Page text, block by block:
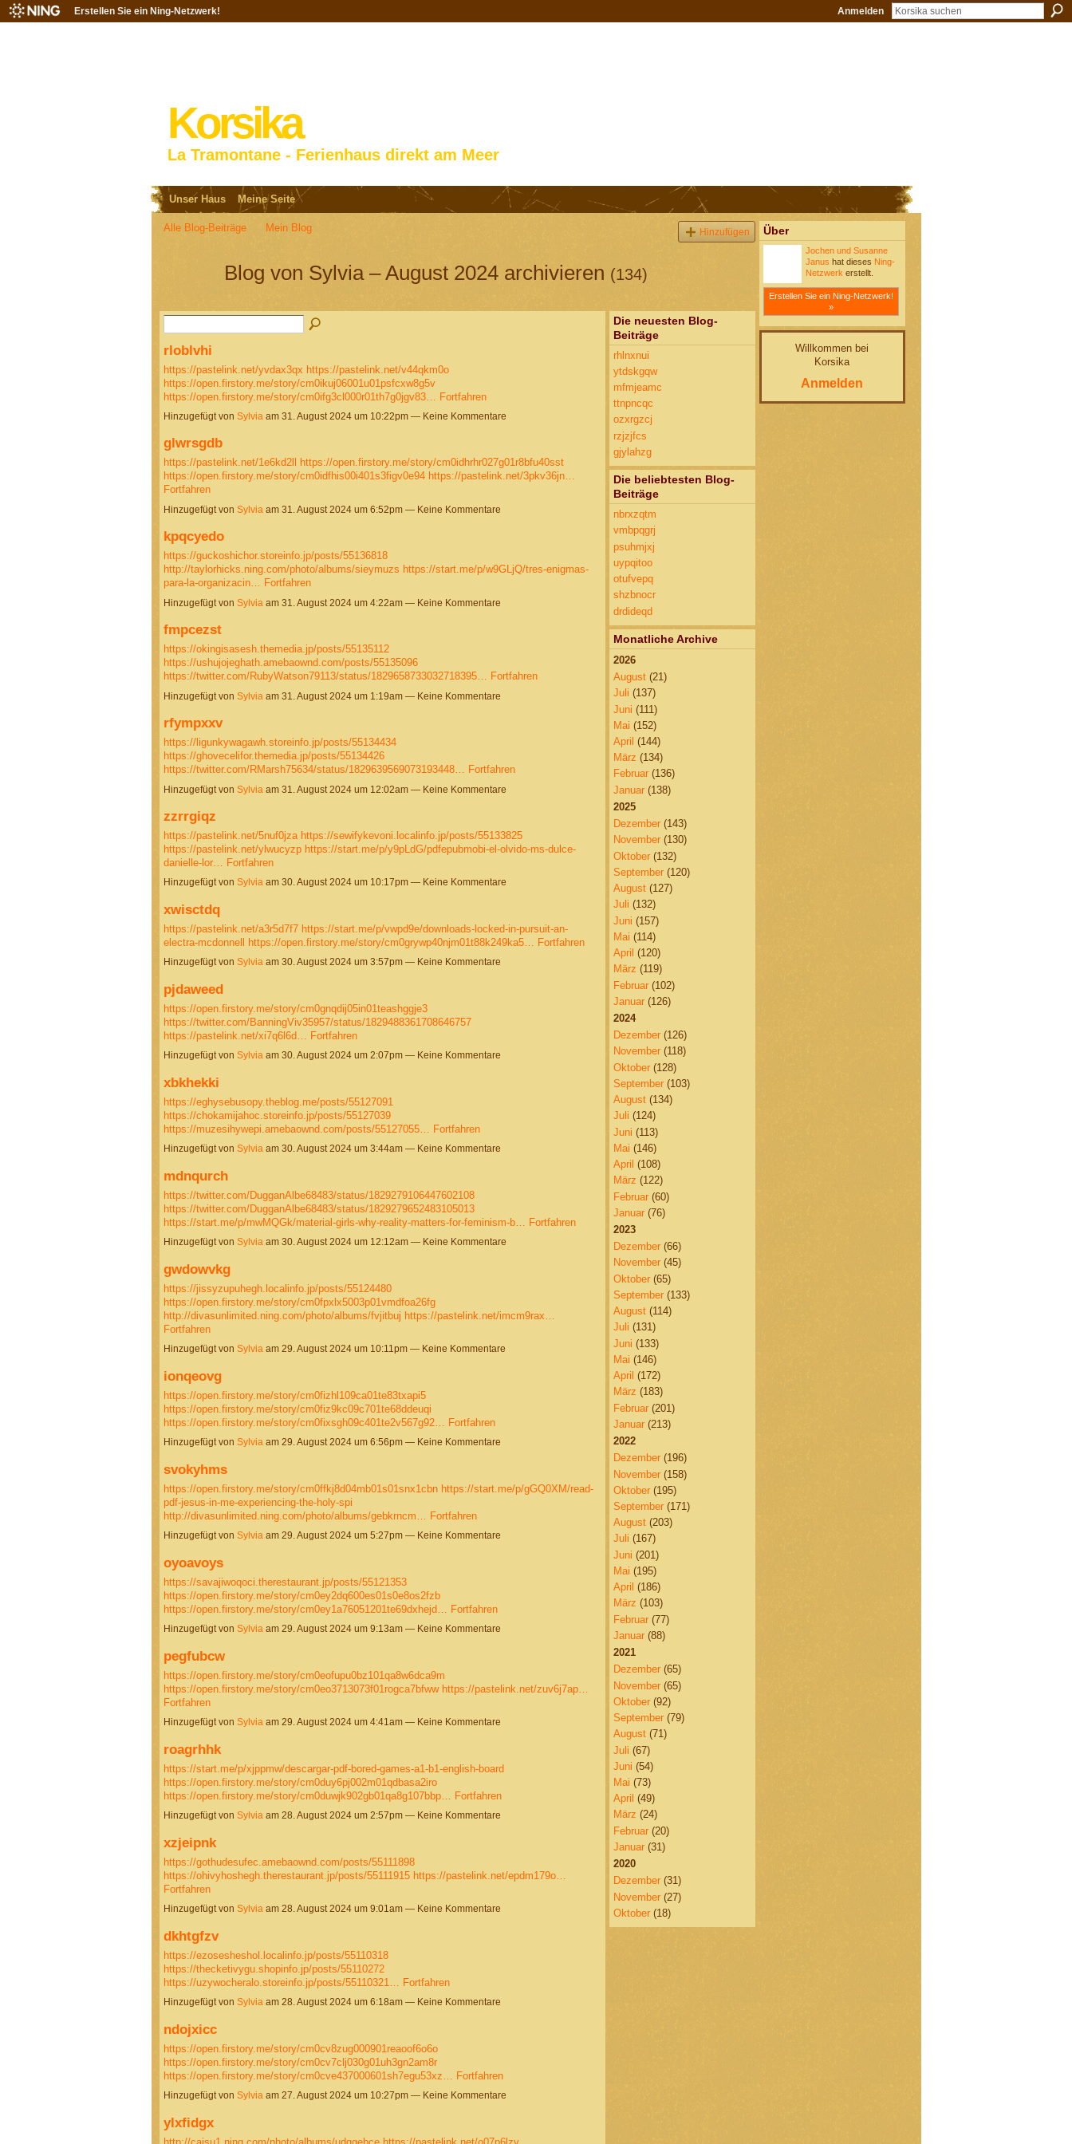
Erstellen Sie ein Ning-Netzwerk! Anmelden
Korsika
La Tramontane - Ferienhaus direkt am Meer
Unser Haus Meine Seite
Alle Blog-Beiträge Mein Blog Hinzufügen
Blog von Sylvia – August 2024 archivieren (134)
rloblvhi
https://pastelink.net/yvdax3qx https://pastelink.net/v44qkm0o
https://open.firstory.me/story/cm0ikuj06001u01psfcxw8g5v
https://open.firstory.me/story/cm0ifg3cl000r01th7g0jgv83…
Fortfahren
Hinzugefügt von Sylvia am 31. August 2024 um 10:22pm — Keine Kommentare
glwrsgdb
https://pastelink.net/1e6kd2ll
https://open.firstory.me/story/cm0idhrhr027g01r8bfu40sst
https://open.firstory.me/story/cm0idfhis00i401s3figv0e94 https://pastelink.net/3pkv36jn…
Fortfahren
Hinzugefügt von Sylvia am 31. August 2024 um 6:52pm — Keine Kommentare
kpqcyedo
https://guckoshichor.storeinfo.jp/posts/55136818
http://taylorhicks.ning.com/photo/albums/sieymuzs https://start.me/p/w9GLjQ/tres-enigmas-
para-la-organizacin… Fortfahren
Hinzugefügt von Sylvia am 31. August 2024 um 4:22am — Keine Kommentare
fmpcezst
https://okingisasesh.themedia.jp/posts/55135112
https://ushujojeghath.amebaownd.com/posts/55135096
https://twitter.com/RubyWatson79113/status/1829658733032718395… Fortfahren
Hinzugefügt von Sylvia am 31. August 2024 um 1:19am — Keine Kommentare
rfympxxv
https://ligunkywagawh.storeinfo.jp/posts/55134434
https://ghovecelifor.themedia.jp/posts/55134426
https://twitter.com/RMarsh75634/status/1829639569073193448… Fortfahren
Hinzugefügt von Sylvia am 31. August 2024 um 12:02am — Keine Kommentare
zzrrgiqz
https://pastelink.net/5nuf0jza https://sewifykevoni.localinfo.jp/posts/55133825
https://pastelink.net/ylwucyzp https://start.me/p/y9pLdG/pdfepubmobi-el-olvido-ms-dulce-
danielle-lor… Fortfahren
Hinzugefügt von Sylviaam 30. August 2024 um 10:17pm — Keine Kommentare
xwisctdq
https://pastelink.net/a3r5d7f7 https://start.me/p/vwpd9e/downloads-locked-in-pursuit-an-
electra-mcdonnell
https://open.firstory.me/story/cm0grywp40njm01t88k249ka5… Fortfahren
Hinzugefügt von Sylviaam 30. August 2024 um 3:57pm — Keine Kommentare
pjdaweed
https://open.firstory.me/story/cm0gnqdij05in01teashggje3
https://twitter.com/BanningViv35957/status/1829488361708646757
https://pastelink.net/xi7q6l6d… Fortfahren
Hinzugefügt von Sylviaam 30. August 2024 um 2:07pm — Keine Kommentare
xbkhekki
https://eghysebusopy.theblog.me/posts/55127091
https://chokamijahoc.storeinfo.jp/posts/55127039
https://muzesihywepi.amebaownd.com/posts/55127055… Fortfahren
Hinzugefügt von Sylviaam 30. August 2024 um 3:44am — Keine Kommentare
mdnqurch
https://twitter.com/DugganAlbe68483/status/1829279106447602108
https://twitter.com/DugganAlbe68483/status/1829279652483105013
https://start.me/p/mwMQGk/material-girls-why-reality-matters-for-feminism-b… Fortfahren
Hinzugefügt von Sylviaam 30. August 2024 um 12:12am — Keine Kommentare
gwdowvkg
https://jissyzupuhegh.localinfo.jp/posts/55124480
https://open.firstory.me/story/cm0fpxlx5003p01vmdfoa26fg
http://divasunlimited.ning.com/photo/albums/fvjitbuj https://pastelink.net/imcm9rax…
Fortfahren
Hinzugefügt von Sylviaam 29. August 2024 um 10:11pm — Keine Kommentare
ionqeovg
https://open.firstory.me/story/cm0fizhl109ca01te83txapi5
https://open.firstory.me/story/cm0fiz9kc09c701te68ddeuqi
https://open.firstory.me/story/cm0fixsgh09c401te2v567g92… Fortfahren
Hinzugefügt von Sylviaam 29. August 2024 um 6:56pm — Keine Kommentare
svokyhms
https://open.firstory.me/story/cm0ffkj8d04mb01s01snx1cbn https://start.me/p/gGQ0XM/read-
pdf-jesus-in-me-experiencing-the-holy-spi
http://divasunlimited.ning.com/photo/albums/gebkrncm…
Fortfahren
Hinzugefügt von Sylviaam 29. August 2024 um 5:27pm — Keine Kommentare
oyoavoys
https://savajiwoqoci.therestaurant.jp/posts/55121353
https://open.firstory.me/story/cm0ey2dq600es01s0e8os2fzb
https://open.firstory.me/story/cm0ey1a76051201te69dxhejd…
Fortfahren
Hinzugefügt von Sylviaam 29. August 2024 um 9:13am — Keine Kommentare
pegfubcw
https://open.firstory.me/story/cm0eofupu0bz101qa8w6dca9m
https://open.firstory.me/story/cm0eo3713073f01rogca7bfww https://pastelink.net/zuv6j7ap…
Fortfahren
Hinzugefügt von Sylviaam 29. August 2024 um 4:41am — Keine Kommentare
roagrhhk
https://start.me/p/xjppmw/descargar-pdf-bored-games-a1-b1-english-board
https://open.firstory.me/story/cm0duy6pj002m01qdbasa2iro
https://open.firstory.me/story/cm0duwjk902gb01qa8g107bbp…
Fortfahren
Hinzugefügt von Sylviaam 28. August 2024 um 2:57pm — Keine Kommentare
xzjeipnk
https://gothudesufec.amebaownd.com/posts/55111898
https://ohivyhoshegh.therestaurant.jp/posts/55111915 https://pastelink.net/epdm179o…
Fortfahren
Hinzugefügt von Sylviaam 28. August 2024 um 9:01am — Keine Kommentare
dkhtgfzv
https://ezosesheshol.localinfo.jp/posts/55110318
https://thecketivygu.shopinfo.jp/posts/55110272
https://uzywocheralo.storeinfo.jp/posts/55110321…
Fortfahren
Hinzugefügt von Sylviaam 28. August 2024 um 6:18am — Keine Kommentare
ndojxicc
https://open.firstory.me/story/cm0cv8zug000901reaoof6o6o
https://open.firstory.me/story/cm0cv7clj030g01uh3gn2am8r
https://open.firstory.me/story/cm0cve437000601sh7egu53xz…
Fortfahren
Hinzugefügt von Sylviaam 27. August 2024 um 10:27pm — Keine Kommentare
ylxfidgx
Die neuesten Blog-
Beiträge
rhlnxnui
ytdskgqw
mfmjeamc
ttnpncqc
ozxrgzcj
rzjzjfcs
gjylahzg
Die beliebtesten Blog-
Beiträge
nbrxzqtm
vmbpqgrj
psuhmjxj
uypqitoo
otufvepq
shzbnocr
drdideqd
Monatliche Archive
2026
August(21)
Juli (137)
Juni (111)
Mai (152)
April (144)
März (134)
Februar(136)
Januar(138)
2025
Dezember(143)
November(130)
Oktober(132)
September(120)
August(127)
Juli (132)
Juni (157)
Mai (114)
April (120)
März (119)
Februar(102)
Januar(126)
2024
Dezember(126)
November(118)
Oktober(128)
September(103)
August(134)
Juli (124)
Juni (113)
Mai (146)
April (108)
März (122)
Februar(60)
Januar(76)
2023
Dezember(66)
November(45)
Oktober(65)
September(133)
August(114)
Juli (131)
Juni (133)
Mai (146)
April (172)
März (183)
Februar(201)
Januar(213)
2022
Dezember(196)
November(158)
Oktober(195)
September(171)
August(203)
Juli (167)
Juni (201)
Mai (195)
April (186)
März (103)
Februar(77)
Januar(88)
2021
Dezember(65)
November(65)
Oktober(92)
September(79)
August(71)
Juli (67)
Juni (54)
Mai (73)
April (49)
März (24)
Februar(20)
Januar(31)
2020
Dezember(31)
November(27)
Oktober(18)
Über
Jochen und Susanne
Janus hat dieses Ning-
Netzwerk erstellt.
Erstellen Sie ein Ning-Netzwerk!
»
Willkommen bei
Korsika
Anmelden